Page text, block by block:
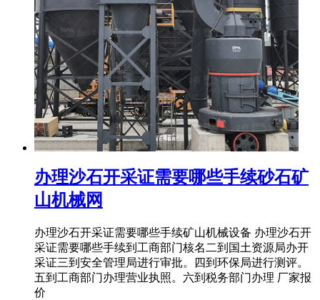
办理沙石开采证需要哪些手续砂石矿
山机械网
办理沙石开采证需要哪些手续矿山机械设备 办理沙石开
采证需要哪些手续到工商部门核名二到国土资源局办开
采证三到安全管理局进行审批。四到环保局进行测评。
五到工商部门办理营业执照。六到税务部门办理 厂家报
价